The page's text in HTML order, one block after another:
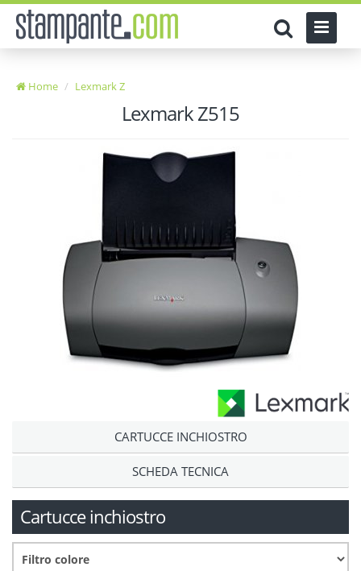
Home Lexmark Z
Lexmark Z515
CARTUCCE INCHIOSTRO
SCHEDA TECNICA
Cartucce inchiostro